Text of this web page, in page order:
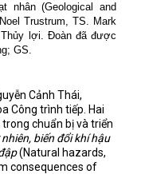
nhân (Geological and
Trustrum, TS. Mark
lợi. Đoàn đã được
GS.
Cảnh Thái,
Công trình tiếp. Hai
chuẩn bị và triển
biến đổi khí hậu
(Natural hazards,
consequences of